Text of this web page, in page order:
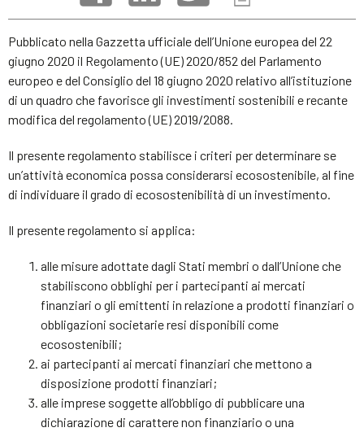
Pubblicato nella Gazzetta ufficiale dell’Unione europea del 22
giugno 2020 il Regolamento (UE) 2020/852 del Parlamento
europeo e del Consiglio del 18 giugno 2020 relativo all’istituzione
di un quadro che favorisce gli investimenti sostenibili e recante
modifica del regolamento (UE) 2019/2088.
Il presente regolamento stabilisce i criteri per determinare se
un’attività economica possa considerarsi ecosostenibile, al fine
di individuare il grado di ecosostenibilità di un investimento.
Il presente regolamento si applica:
alle misure adottate dagli Stati membri o dall’Unione che
stabiliscono obblighi per i partecipanti ai mercati
finanziari o gli emittenti in relazione a prodotti finanziari o
obbligazioni societarie resi disponibili come
ecosostenibili;
ai partecipanti ai mercati finanziari che mettono a
disposizione prodotti finanziari;
alle imprese soggette all’obbligo di pubblicare una
dichiarazione di carattere non finanziario o una